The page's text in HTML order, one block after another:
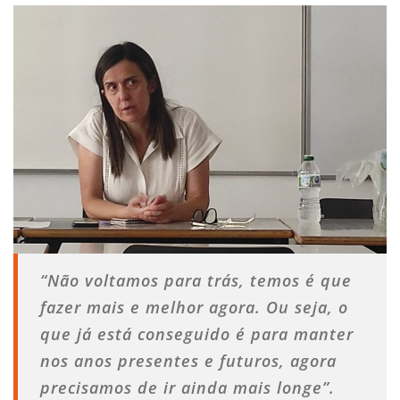
“Não voltamos para trás, temos é que
fazer mais e melhor agora. Ou seja, o
que já está conseguido é para manter
nos anos presentes e futuros, agora
precisamos de ir ainda mais longe”.